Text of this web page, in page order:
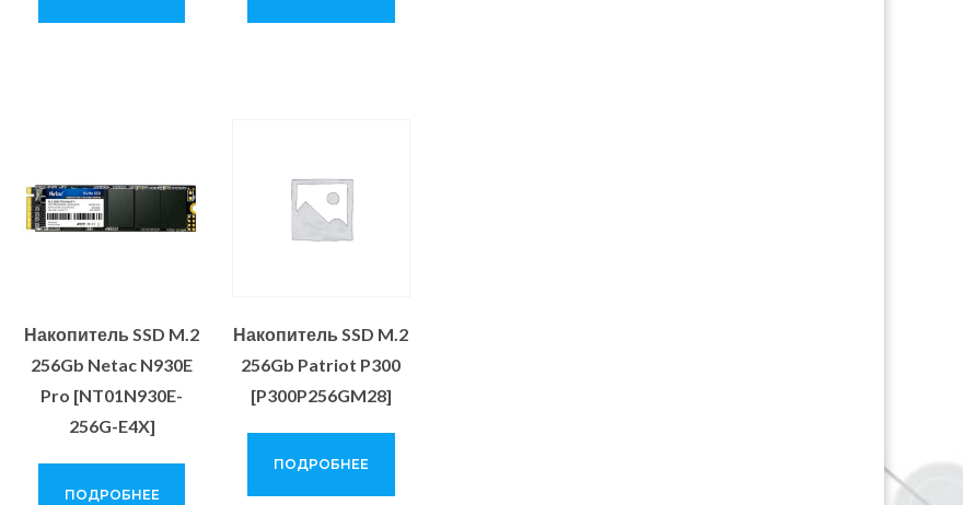
Накопитель SSD M.2
256Gb Netac N930E
Pro [NT01N930E-
256G-E4X]
ПОДРОБНЕЕ
Накопитель SSD M.2
256Gb Patriot P300
[P300P256GM28]
ПОДРОБНЕЕ